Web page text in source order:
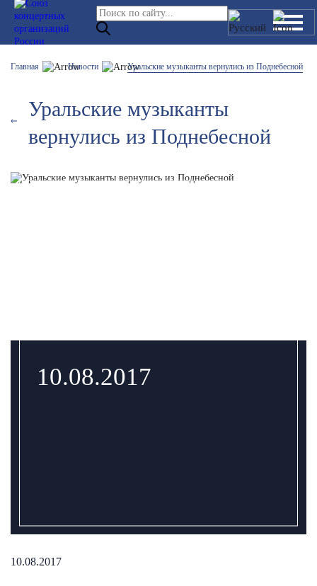
Главная Новости Уральские музыканты вернулись из Поднебесной
Уральские музыканты
вернулись из Поднебесной
10.08.2017
10.08.2017